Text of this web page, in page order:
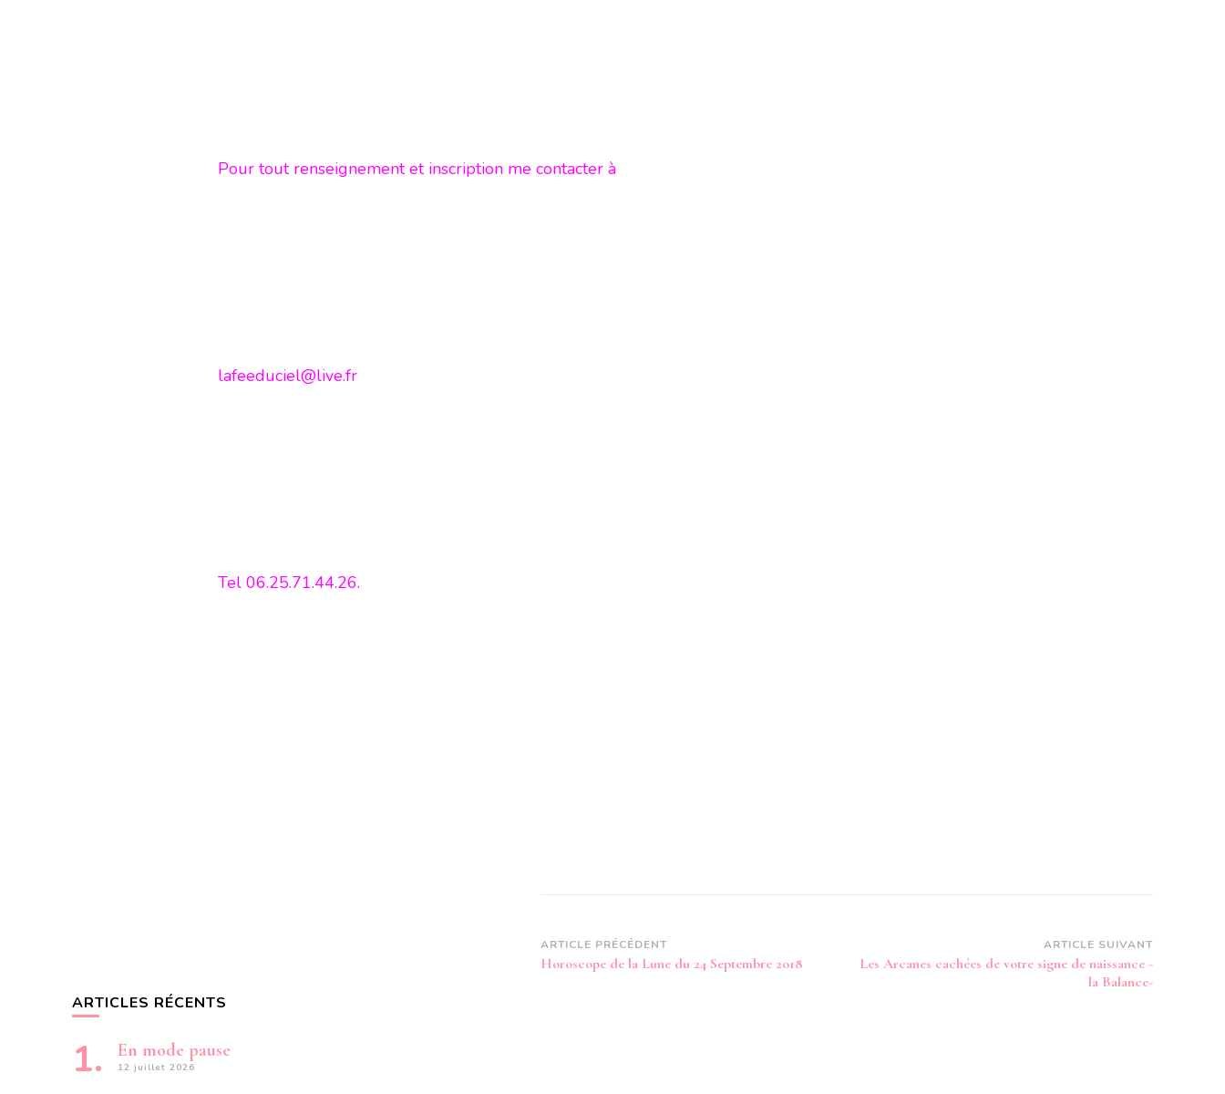
Pour tout renseignement et inscription me contacter à
lafeeduciel@live.fr
Tel 06.25.71.44.26.
Navigation
d’article
ARTICLE PRÉCÉDENT
Horoscope de la Lune du 24 Septembre 2018
ARTICLE SUIVANT
Les Arcanes cachées de votre signe de naissance -
la Balance-
ARTICLES RÉCENTS
En mode pause
12 juillet 2026